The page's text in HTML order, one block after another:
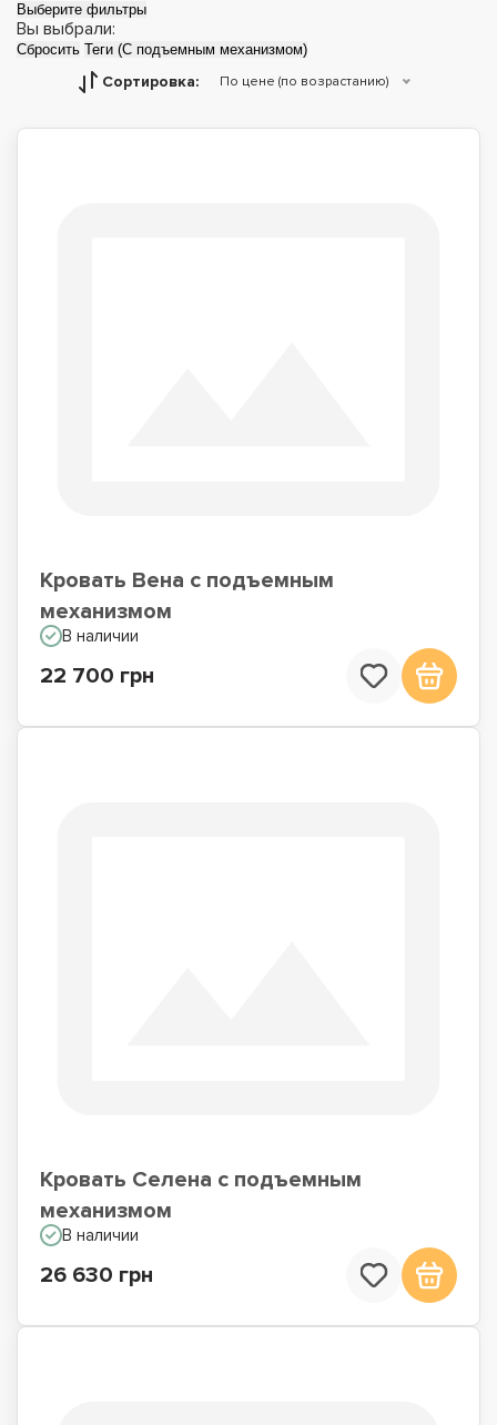
Выберите фильтры
Вы выбрали:
Сбросить Теги (С подъемным механизмом)
Сортировка: По цене (по возрастанию)
Кровать Вена с подъемным
механизмом
В наличии
22 700 грн
Кровать Селена с подъемным
механизмом
В наличии
26 630 грн